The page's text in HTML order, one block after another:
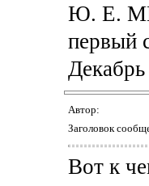
Ю. Е.
первый
Автор:
Заголовок
Вот к